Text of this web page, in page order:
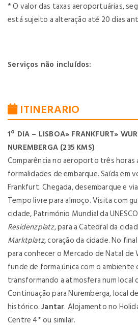
* O valor das taxas aeroportuárias,
está sujeito a alteração até 20 dias
Serviços não incluídos:
ITINERARIO
1º DIA – LISBOA» FRANKFURT»
NUREMBERGA (235 KMS)
Comparência no aeroporto três horas
formalidades de embarque. Saída em
Frankfurt. Chegada, desembarque e
Tempo livre para almoço. Visita com
cidade, Património Mundial da
Residenzplatz, para a Catedral da
Marktplatz, coração da cidade. No
para conhecer o Mercado de Natal
funde de forma única com o ambiente
transformando a atmosfera num local
Continuação para Nuremberga, local
histórico.Jantar. Alojamento no
Centre 4* ou similar.